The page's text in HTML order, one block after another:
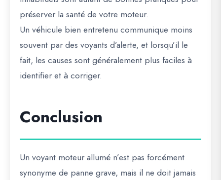
préserver la santé de votre moteur.
Un véhicule bien entretenu communique moins
souvent par des voyants d’alerte, et lorsqu’il le
fait, les causes sont généralement plus faciles à
identifier et à corriger.
Conclusion
Un voyant moteur allumé n’est pas forcément
synonyme de panne grave, mais il ne doit jamais